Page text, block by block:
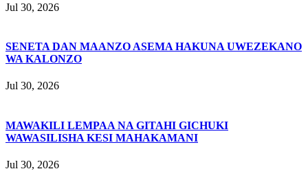
Jul 30, 2026
SENETA DAN MAANZO ASEMA HAKUNA UWEZEKANO
WA KALONZO
Jul 30, 2026
MAWAKILI LEMPAA NA GITAHI GICHUKI
WAWASILISHA KESI MAHAKAMANI
Jul 30, 2026